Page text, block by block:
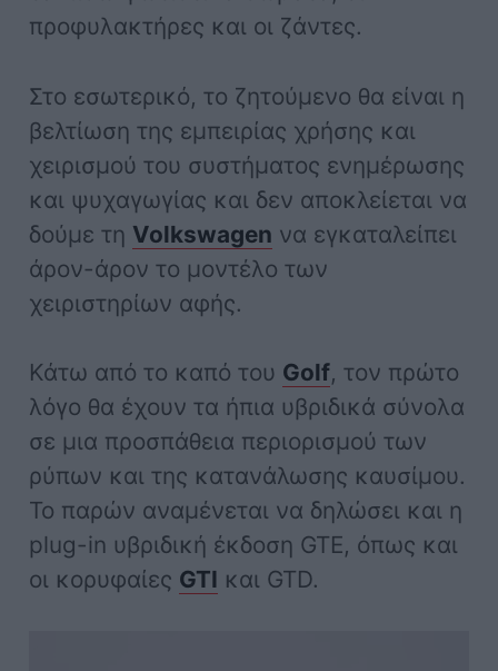
προφυλακτήρες και οι ζάντες.
Στο εσωτερικό, το ζητούμενο θα είναι η
βελτίωση της εμπειρίας χρήσης και
χειρισμού του συστήματος ενημέρωσης
και ψυχαγωγίας και δεν αποκλείεται να
δούμε τη Volkswagen να εγκαταλείπει
άρον-άρον το μοντέλο των
χειριστηρίων αφής.
Κάτω από το καπό του Golf, τον πρώτο
λόγο θα έχουν τα ήπια υβριδικά σύνολα
σε μια προσπάθεια περιορισμού των
ρύπων και της κατανάλωσης καυσίμου.
Το παρών αναμένεται να δηλώσει και η
plug-in υβριδική έκδοση GTE, όπως και
οι κορυφαίες GTI και GTD.